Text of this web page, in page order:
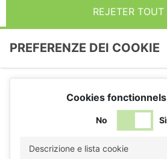
REJETER TOUT
PREFERENZE DEI COOKIE
Cookies fonctionnels
No Sì
Descrizione e lista cookie